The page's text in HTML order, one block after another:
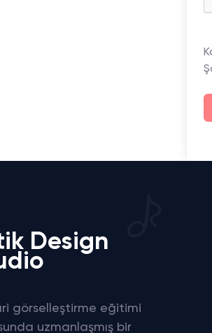
Design
görselleştirme eğitimi
uzmanlaşmış bir